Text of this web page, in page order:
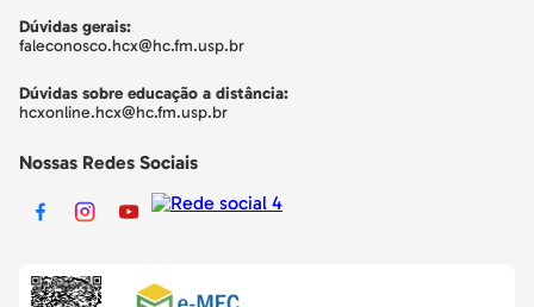
Dúvidas gerais:
faleconosco.hcx@hc.fm.usp.br
Dúvidas sobre educação a distância:
hcxonline.hcx@hc.fm.usp.br
Nossas Redes Sociais